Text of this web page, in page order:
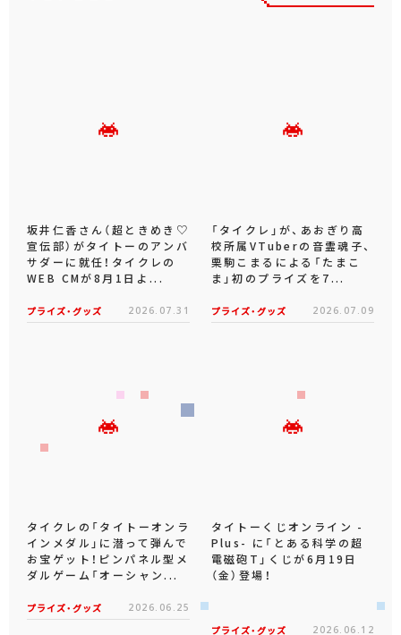
坂井仁香さん（超ときめき♡
宣伝部）がタイトーのアンバ
サダーに就任！タイクレの
WEB CMが8月1日よ...
プライズ・グッズ 2026.07.31
「タイクレ」が、あおぎり高
校所属VTuberの音霊魂子、
栗駒こまるによる「たまこ
ま」初のプライズを7...
プライズ・グッズ 2026.07.09
タイクレの「タイトーオンラ
インメダル」に潜って弾んで
お宝ゲット！ピンパネル型メ
ダルゲーム「オーシャン...
プライズ・グッズ 2026.06.25
タイトーくじオンライン -
Plus- に「とある科学の超
電磁砲T」くじが6月19日
（金）登場！
プライズ・グッズ 2026.06.12